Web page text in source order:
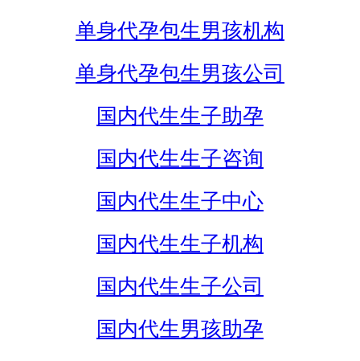
单身代孕包生男孩机构
单身代孕包生男孩公司
国内代生生子助孕
国内代生生子咨询
国内代生生子中心
国内代生生子机构
国内代生生子公司
国内代生男孩助孕